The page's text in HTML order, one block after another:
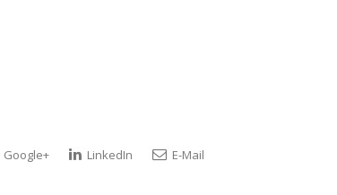
Google+ LinkedIn E-Mail